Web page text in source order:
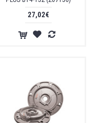
27,02€